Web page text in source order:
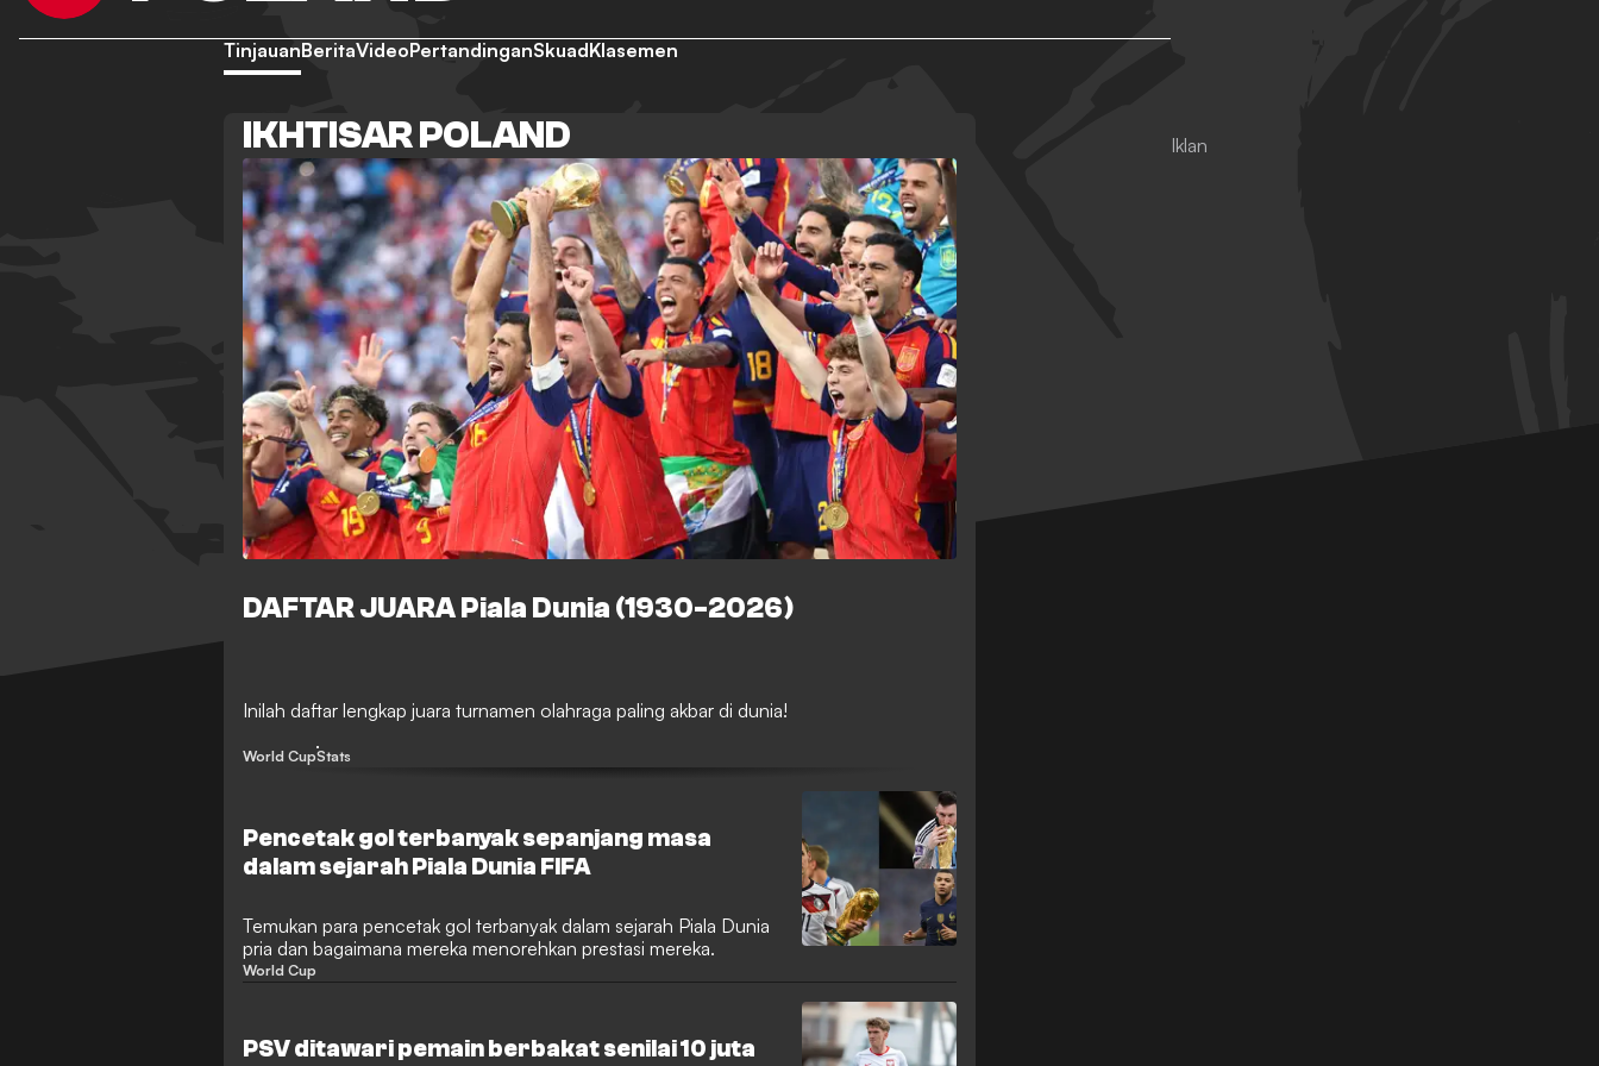
TinjauanBeritaVideoPertandinganSkuadKlasemen
IKHTISAR POLAND
DAFTAR JUARA Piala Dunia (1930-2026)
Inilah daftar lengkap juara turnamen olahraga paling akbar di dunia!
World CupStats
Pencetak gol terbanyak sepanjang masa
dalam sejarah Piala Dunia FIFA
Temukan para pencetak gol terbanyak dalam sejarah Piala Dunia
pria dan bagaimana mereka menorehkan prestasi mereka.
World Cup
PSV ditawari pemain berbakat senilai 10 juta